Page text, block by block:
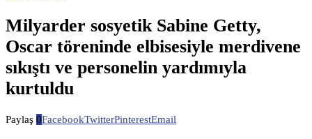
Milyarder sosyetik Sabine Getty,
Oscar töreninde elbisesiyle merdivene
sıkıştı ve personelin yardımıyla
kurtuldu
Paylaş 0FacebookTwitterPinterestEmail